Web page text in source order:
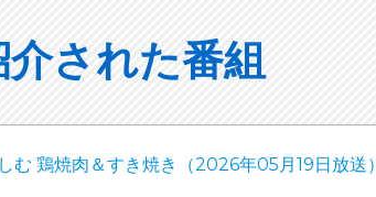
介された番組
む 鶏焼肉＆すき焼き（2026年05月19日放送）